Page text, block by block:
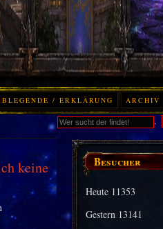
/ ERKLÄRUNG ARCHIV
.
Besucher
Heute 11353
Gestern 13141
keine